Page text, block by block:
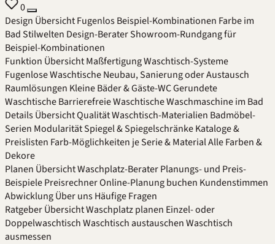
0
Design ÜbersichtFugenlosBeispiel-Kombinationen Farbe im
BadStilwelten Design-BeraterShowroom-Rundgang für
Beispiel-Kombinationen
Funktion ÜbersichtMaßfertigungWaschtisch-Systeme
Fugenlose WaschtischeNeubau, Sanierung oder Austausch
Raumlösungen Kleine Bäder & Gäste-WCGerundete
WaschtischeBarrierefreie WaschtischeWaschmaschine im Bad
DetailsÜbersichtQualitätWaschtisch-Materialien Badmöbel-
Serien ModularitätSpiegel & SpiegelschränkeKataloge &
Preislisten Farb-Möglichkeiten je Serie & MaterialAlle Farben &
Dekore
Planen ÜbersichtWaschplatz-BeraterPlanungs- und Preis-
BeispielePreisrechnerOnline-Planung buchen Kundenstimmen
AbwicklungÜber unsHäufige Fragen
RatgeberÜbersichtWaschplatz planen Einzel- oder
DoppelwaschtischWaschtisch austauschenWaschtisch
ausmessen